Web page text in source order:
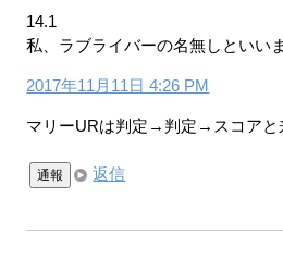
14.1
私、ラブライバーの名無しといい
2017年11月11日 4:26 PM
マリーURは判定→判定→スコアと
通報 返信